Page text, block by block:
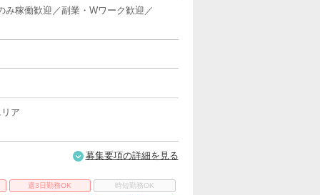
稼働歓迎／副業・Wワーク歓迎／
ア
募集要項の詳細を見る
週3日勤務OK
時短勤務OK